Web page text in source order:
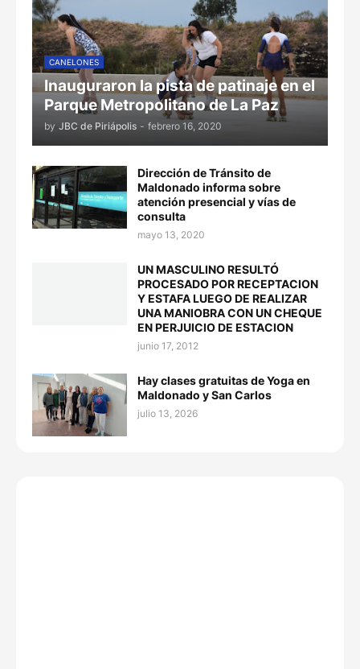
CANELONES
Inauguraron la pista de patinaje en el
Parque Metropolitano de La Paz
by JBC de Piriápolis - febrero 16, 2020
Dirección de Tránsito de
Maldonado informa sobre
atención presencial y vías de
consulta
mayo 13, 2020
UN MASCULINO RESULTÓ
PROCESADO POR RECEPTACION
Y ESTAFA LUEGO DE REALIZAR
UNA MANIOBRA CON UN CHEQUE
EN PERJUICIO DE ESTACION
junio 17, 2012
Hay clases gratuitas de Yoga en
Maldonado y San Carlos
julio 13, 2026